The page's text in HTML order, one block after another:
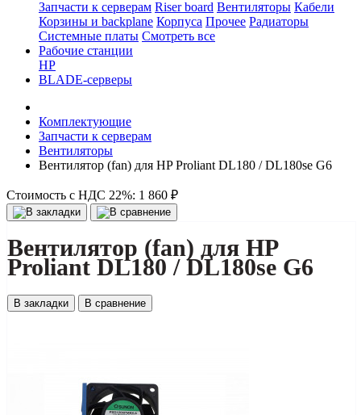
Запчасти к серверам Riser board Вентиляторы Кабели
Корзины и backplane Корпуса Прочее Радиаторы
Системные платы Смотреть все
Рабочие станции
HP
BLADE-серверы
Комплектующие
Запчасти к серверам
Вентиляторы
Вентилятор (fan) для HP Proliant DL180 / DL180se G6
Стоимость с НДС 22%: 1 860 ₽
Вентилятор (fan) для HP
Proliant DL180 / DL180se G6
В закладки В сравнение